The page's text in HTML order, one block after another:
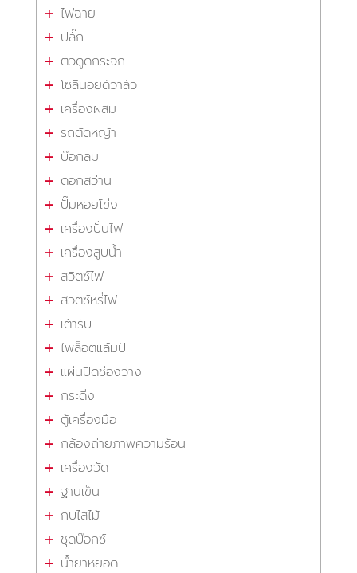
ไฟฉาย
ปลั๊ก
ตัวดูดกระจก
โซลินอยด์วาล์ว
เครื่องผสม
รถตัดหญ้า
บ๊อกลม
ดอกสว่าน
ปั๊มหอยโข่ง
เครื่องปั่นไฟ
เครื่องสูบน้ำ
สวิตซ์ไฟ
สวิตซ์หรี่ไฟ
เต้ารับ
ไพล็อตแล้มป์
แผ่นปิดช่องว่าง
กระดิ่ง
ตู้เครื่องมือ
กล้องถ่ายภาพความร้อน
เครื่องวัด
ฐานเข็น
กบไสไม้
ชุดบ๊อกซ์
น้ำยาหยอด